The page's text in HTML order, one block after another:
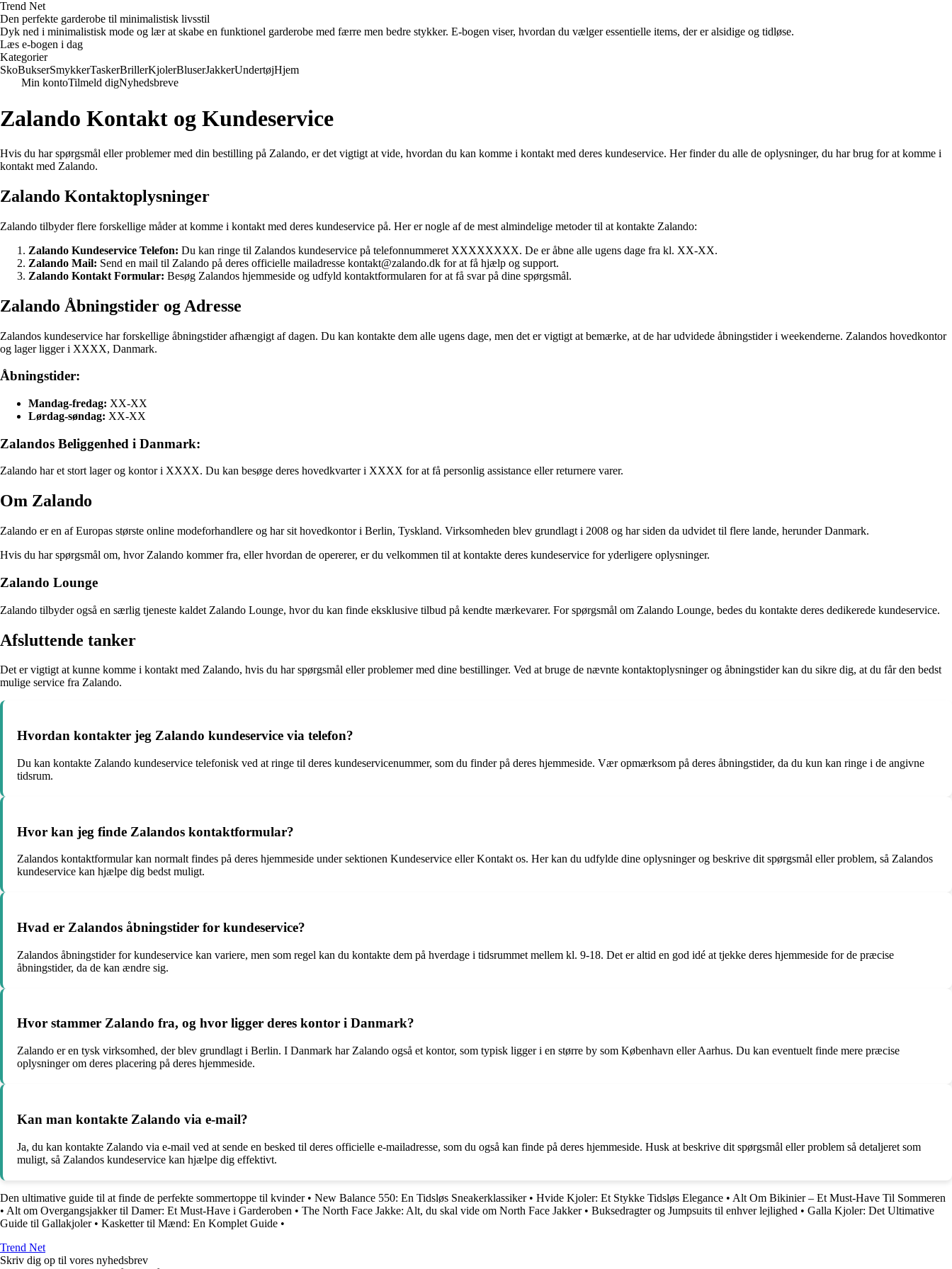
Trend Net
Den perfekte garderobe til minimalistisk livsstil
Dyk ned i minimalistisk mode og lær at skabe en funktionel garderobe med færre men bedre stykker. E-bogen viser, hvordan du vælger essentielle items, der er alsidige og tidløse.
Læs e-bogen i dag
Kategorier
SkoBukserSmykkerTaskerBrillerKjolerBluserJakkerUndertøjHjem
Min kontoTilmeld digNyhedsbreve
Zalando Kontakt og Kundeservice
Hvis du har spørgsmål eller problemer med din bestilling på Zalando, er det vigtigt at vide, hvordan du kan komme i kontakt med deres kundeservice. Her finder du alle de oplysninger, du har brug for at komme i
kontakt med Zalando.
Zalando Kontaktoplysninger
Zalando tilbyder flere forskellige måder at komme i kontakt med deres kundeservice på. Her er nogle af de mest almindelige metoder til at kontakte Zalando:
Zalando Kundeservice Telefon: Du kan ringe til Zalandos kundeservice på telefonnummeret XXXXXXXX. De er åbne alle ugens dage fra kl. XX-XX.
Zalando Mail: Send en mail til Zalando på deres officielle mailadresse kontakt@zalando.dk for at få hjælp og support.
Zalando Kontakt Formular: Besøg Zalandos hjemmeside og udfyld kontaktformularen for at få svar på dine spørgsmål.
Zalando Åbningstider og Adresse
Zalandos kundeservice har forskellige åbningstider afhængigt af dagen. Du kan kontakte dem alle ugens dage, men det er vigtigt at bemærke, at de har udvidede åbningstider i weekenderne. Zalandos hovedkontor
og lager ligger i XXXX, Danmark.
Åbningstider:
Mandag-fredag: XX-XX
Lørdag-søndag: XX-XX
Zalandos Beliggenhed i Danmark:
Zalando har et stort lager og kontor i XXXX. Du kan besøge deres hovedkvarter i XXXX for at få personlig assistance eller returnere varer.
Om Zalando
Zalando er en af Europas største online modeforhandlere og har sit hovedkontor i Berlin, Tyskland. Virksomheden blev grundlagt i 2008 og har siden da udvidet til flere lande, herunder Danmark.
Hvis du har spørgsmål om, hvor Zalando kommer fra, eller hvordan de opererer, er du velkommen til at kontakte deres kundeservice for yderligere oplysninger.
Zalando Lounge
Zalando tilbyder også en særlig tjeneste kaldet Zalando Lounge, hvor du kan finde eksklusive tilbud på kendte mærkevarer. For spørgsmål om Zalando Lounge, bedes du kontakte deres dedikerede kundeservice.
Afsluttende tanker
Det er vigtigt at kunne komme i kontakt med Zalando, hvis du har spørgsmål eller problemer med dine bestillinger. Ved at bruge de nævnte kontaktoplysninger og åbningstider kan du sikre dig, at du får den bedst
mulige service fra Zalando.
Hvordan kontakter jeg Zalando kundeservice via telefon?
Du kan kontakte Zalando kundeservice telefonisk ved at ringe til deres kundeservicenummer, som du finder på deres hjemmeside. Vær opmærksom på deres åbningstider, da du kun kan ringe i de angivne
tidsrum.
Hvor kan jeg finde Zalandos kontaktformular?
Zalandos kontaktformular kan normalt findes på deres hjemmeside under sektionen Kundeservice eller Kontakt os. Her kan du udfylde dine oplysninger og beskrive dit spørgsmål eller problem, så Zalandos
kundeservice kan hjælpe dig bedst muligt.
Hvad er Zalandos åbningstider for kundeservice?
Zalandos åbningstider for kundeservice kan variere, men som regel kan du kontakte dem på hverdage i tidsrummet mellem kl. 9-18. Det er altid en god idé at tjekke deres hjemmeside for de præcise
åbningstider, da de kan ændre sig.
Hvor stammer Zalando fra, og hvor ligger deres kontor i Danmark?
Zalando er en tysk virksomhed, der blev grundlagt i Berlin. I Danmark har Zalando også et kontor, som typisk ligger i en større by som København eller Aarhus. Du kan eventuelt finde mere præcise
oplysninger om deres placering på deres hjemmeside.
Kan man kontakte Zalando via e-mail?
Ja, du kan kontakte Zalando via e-mail ved at sende en besked til deres officielle e-mailadresse, som du også kan finde på deres hjemmeside. Husk at beskrive dit spørgsmål eller problem så detaljeret som
muligt, så Zalandos kundeservice kan hjælpe dig effektivt.
Den ultimative guide til at finde de perfekte sommertoppe til kvinder• New Balance 550: En Tidsløs Sneakerklassiker• Hvide Kjoler: Et Stykke Tidsløs Elegance • Alt Om Bikinier – Et Must-Have Til Sommeren
• Alt om Overgangsjakker til Damer: Et Must-Have i Garderoben • The North Face Jakke: Alt, du skal vide om North Face Jakker• Buksedragter og Jumpsuits til enhver lejlighed • Galla Kjoler: Det Ultimative
Guide til Gallakjoler• Kasketter til Mænd: En Komplet Guide •
Trend Net
Skriv dig op til vores nyhedsbrev